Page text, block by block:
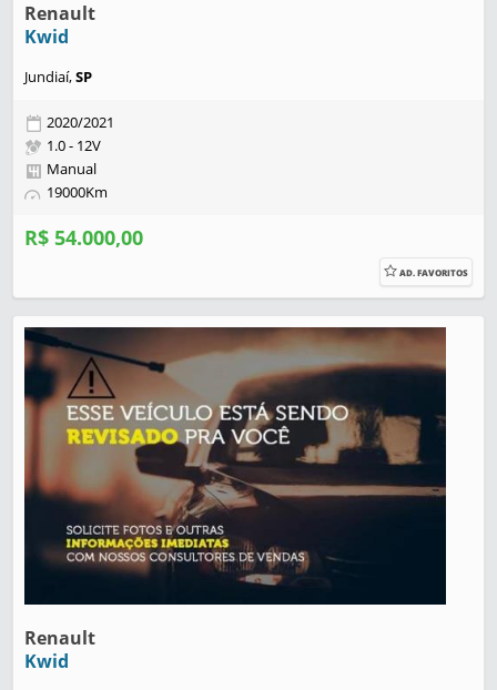
Renault
Kwid
Jundiaí,SP
2020/2021
1.0 - 12V
Manual
19000Km
R$ 54.000,00
AD. FAVORITOS
Renault
Kwid